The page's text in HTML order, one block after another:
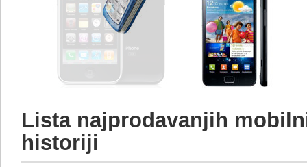
Lista najprodavanjih
historiji